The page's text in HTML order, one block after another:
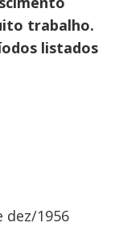
trabalho.
listados
dez/1956